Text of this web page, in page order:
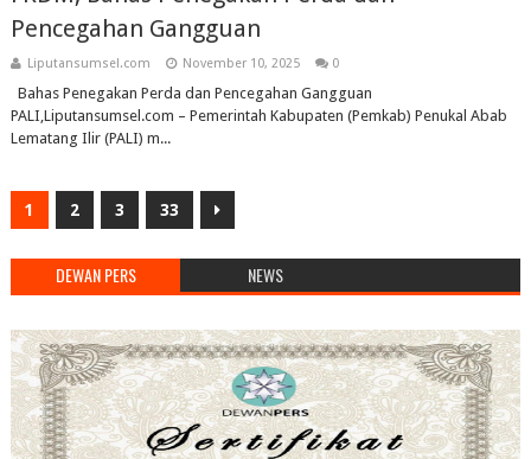
Pencegahan Gangguan
Liputansumsel.com November 10, 2025 0
Bahas Penegakan Perda dan Pencegahan Gangguan
PALI,Liputansumsel.com – Pemerintah Kabupaten (Pemkab) Penukal Abab
Lematang Ilir (PALI) m...
1 2 3 33
DEWAN PERS NEWS